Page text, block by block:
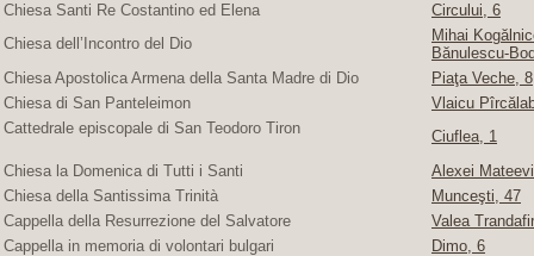
Chiesa Santi Re Costantino ed Elena
Circului, 6
Chiesa dell’Incontro del Dio
Mihai
Bănulescu-
Chiesa Apostolica Armena della Santa Madre di Dio
Piaţa Veche, 8
Chiesa di San Panteleimon
Vlaicu
Cattedrale episcopale di San Teodoro Tiron
Ciuflea, 1
Chiesa la Domenica di Tutti i Santi
Alexei
Chiesa della Santissima Trinità
Munceşti, 47
Cappella della Resurrezione del Salvatore
Valea
Cappella in memoria di volontari bulgari
Dimo, 6